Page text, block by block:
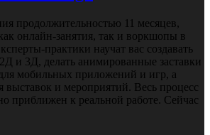
продолжительностью 11 месяцев,
онлайн-занятия, так и воркшопы в
практики научат вас создавать
и 3Д, делать анимированные заставки
мобильных приложений и игр, а
и мероприятий. Весь процесс
приближен к реальной работе. Сейчас